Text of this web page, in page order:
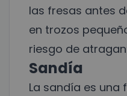
las fresas antes
en trozos
riesgo de
Sandía
La sandía es